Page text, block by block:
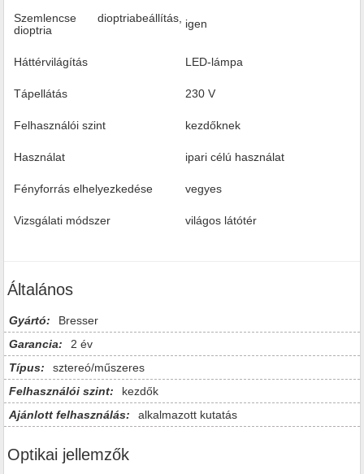
Szemlencse dioptriabeállítás,
dioptria
igen
Háttérvilágítás LED-lámpa
Tápellátás 230 V
Felhasználói szint kezdőknek
Használat ipari célú használat
Fényforrás elhelyezkedése vegyes
Vizsgálati módszer világos látótér
Általános
Gyártó:
Bresser
Garancia:
2 év
Típus:
sztereó/műszeres
Felhasználói szint:
kezdők
Ajánlott felhasználás:
alkalmazott kutatás
Optikai jellemzők